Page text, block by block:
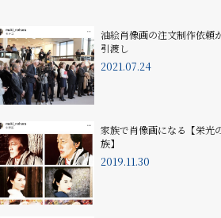
油絵肖像画の注文制作依頼
引渡し
2021.07.24
家族で肖像画になる【栄光
族】
2019.11.30